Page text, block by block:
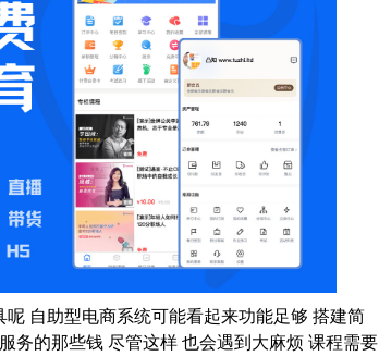
自助型电商系统可能看起来功能足够 搭建简
务的那些钱 尽管这样 也会遇到大麻烦 课程需要